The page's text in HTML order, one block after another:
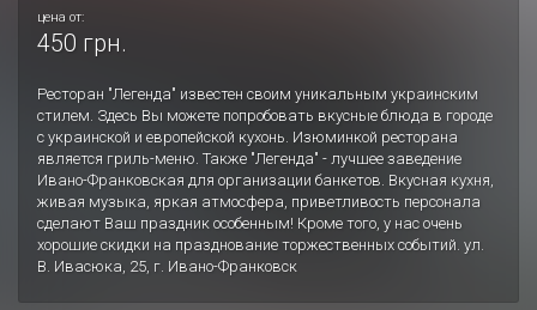
цена от:
450 грн.
Ресторан "Легенда" известен своим уникальным украинским
стилем. Здесь Вы можете попробовать вкусные блюда в городе
с украинской и европейской кухонь. Изюминкой ресторана
является гриль-меню. Также "Легенда" - лучшее заведение
Ивано-Франковская для организации банкетов. Вкусная кухня,
живая музыка, яркая атмосфера, приветливость персонала
сделают Ваш праздник особенным! Кроме того, у нас очень
хорошие скидки на празднование торжественных событий. ул.
В. Ивасюка, 25, г. Ивано-Франковск